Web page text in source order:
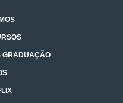
GRADUAÇÃO